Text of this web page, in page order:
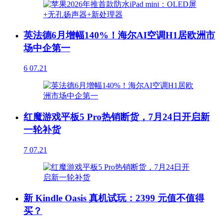
英法德6月增幅140%！海尔AI空调H1居欧洲市
场中企第一
6 07.21
红魔游戏平板5 Pro热销断货，7月24日开启新
一轮补货
7 07.21
新 Kindle Oasis 真机试玩：2399 元值不值得
买？